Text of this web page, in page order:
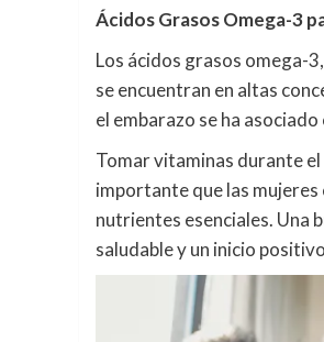
Ácidos Grasos Omega-3
Los ácidos grasos omega-
se encuentran en altas
el embarazo se ha
Tomar vitaminas durante
importante que las mujeres
nutrientes esenciales. Una
saludable y un inicio